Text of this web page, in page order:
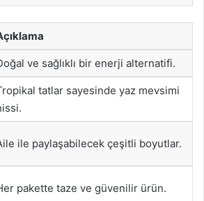
ve sağlıklı bir enerji alternatifi.
tatlar sayesinde yaz mevsimi
ile paylaşabilecek çeşitli boyutlar.
pakette taze ve güvenilir ürün.